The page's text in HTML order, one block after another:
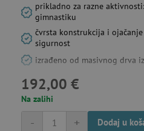
prikladno za razne
gimnastiku
čvrsta konstrukcija i
sigurnost
izrađeno od masivnog drva
192,00 €
Na zalihi
+
- Dodaj u